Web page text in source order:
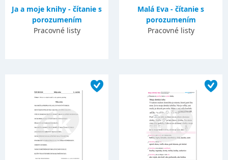
Ja a moje knihy - čítanie s
porozumením
Pracovné listy
Malá Eva - čítanie s
porozumením
Pracovné listy